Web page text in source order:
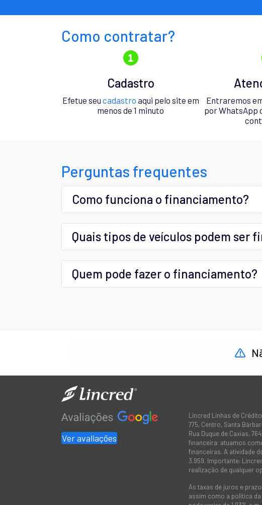
Como contratar?
Cadastro
Efetue seu cadastro aqui pelo site em
menos de 1 minuto
Entraremos
por WhatsApp
Perguntas frequentes
Como funciona o financiamento?
Quais tipos de veículos podem ser
Quem pode fazer o financiamento?
Ver avaliações
Lincred Linhas de
775, Centro, Santa
Rua Duque de Caxias,
financeira: atuamos
financeiras. A atividade
3.959. Importante:
realização de qualquer
As taxas de juros e
assim como a política